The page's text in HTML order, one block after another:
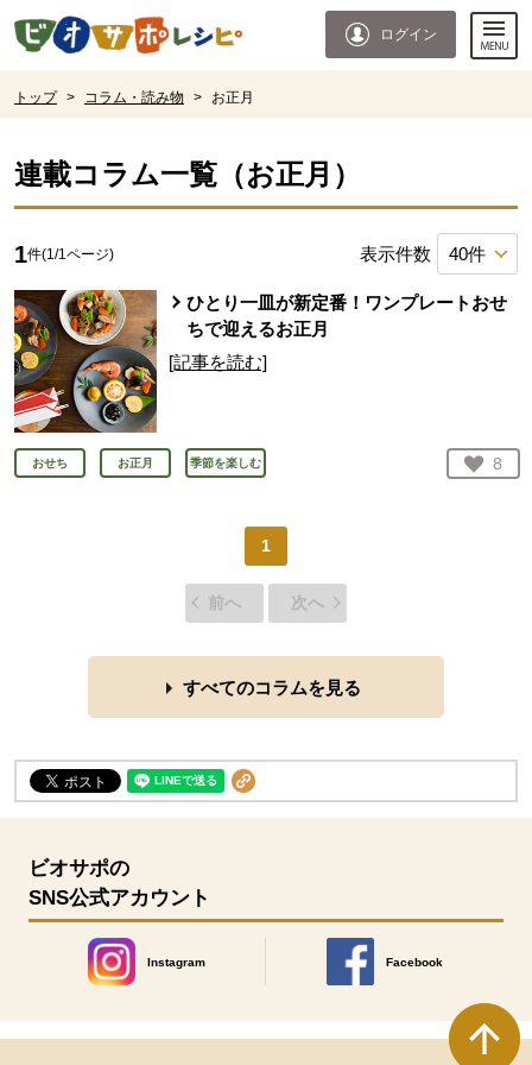
ページの先頭です。
ログイン
トップ > コラム・読み物 > お正月
連載コラム一覧（お正月 ）
1件(1 /1 ページ) 表示件数
ひとり一皿が新定番！ワンプレートおせ
ちで迎えるお正月
[記事を読む]
おせち お正月 季節を楽しむ お気
8
人
1
前へ 次へ
すべてのコラムを見る
ビオサポの
SNS公式アカウント
Instagram
別のウィンドウで開きます。
Facebook
別のウィンドウで開きます